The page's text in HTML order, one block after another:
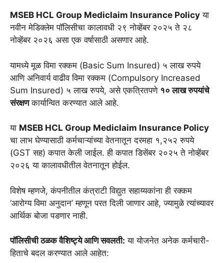
MSEB HCL Group Mediclaim Insurance Policy या
नवीन मेडिक्लेम पॉलिसीचा कालावधी २९ नोव्हेंबर २०२५ ते २८
नोव्हेंबर २०२६ असा एक वर्षासाठी असणार आहे.
यामध्ये मूळ विमा रक्कम (Basic Sum Insured) ५ लाख रुपये
आणि अनिवार्य वाढीव विमा रक्कम (Compulsory Increased
Sum Insured) ५ लाख रुपये, असे एकत्रितपणे १० लाख रुपयांचे
संरक्षणकार्यान्वित करण्यात आले आहे.
या MSEB HCL Group Mediclaim Insurance Policy
चा लाभ घेण्यासाठी कर्मचाऱ्यांच्या वेतनातून दरमहा १,२५२ रुपये
(GST सह) कपात केली जाईल. ही कपात डिसेंबर २०२५ ते नोव्हेंबर
२०२६ या कालावधीतील वेतनातून होईल.
विशेष म्हणजे, कंपनीतील कंत्राटी विद्युत सहाय्यकांना ही रक्कम
‘आरोग्य विमा अनुदान’ म्हणून परत दिली जाणार आहे, ज्यामुळे त्यांच्यावर
आर्थिक बोजा पडणार नाही.
पॉलिसीची ठळक वैशिष्ट्ये आणि सवलती: या योजनेत अनेक कर्मचारी-
हिताचे बदल करण्यात आले आहेत: